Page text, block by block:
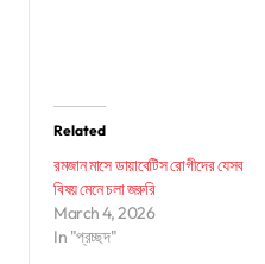
Related
রমজান মাসে ডায়াবেটিস রোগীদের যেসব
বিষয় মেনে চলা জরুরি
March 4, 2026
In "প্রচ্ছদ"